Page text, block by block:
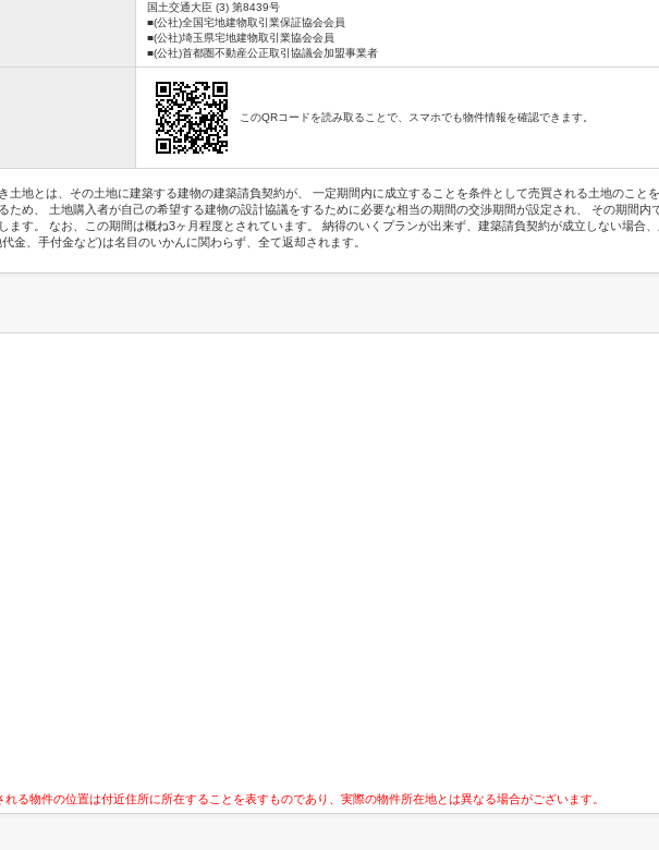
国土交通大臣 (3) 第8439号
■(公社)全国宅地建物取引業保証協会会員
■(公社)埼玉県宅地建物取引業協会会員
■(公社)首都圏不動産公正取引協議会加盟事業者
このQRコードを読み取ることで、スマホでも物件情報を確認できます。
土地とは、その土地に建築する建物の建築請負契約が、 一定期間内に成立することを条件として売買される土地のこと
ため、 土地購入者が自己の希望する建物の設計協議をするために必要な相当の期間の交渉期間が設定され、 その期間
ます。 なお、この期間は概ね3ヶ月程度とされています。 納得のいくプランが出来ず、建築請負契約が成立しない場合
金、手付金など)は名目のいかんに関わらず、全て返却されます。
る物件の位置は付近住所に所在することを表すものであり、実際の物件所在地とは異なる場合がございます。